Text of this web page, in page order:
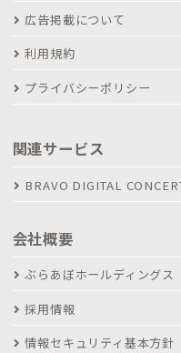
広告掲載について
利用規約
プライバシーポリシー
関連サービス
BRAVO DIGITAL
会社概要
ぶらあぼホールディングス
採用情報
情報セキュリティ基本方針